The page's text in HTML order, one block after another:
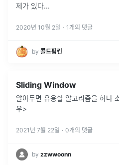
제가 있다...
2020년 10월 2일 · 1 개의 댓글
by 콜드펌킨
Sliding Window
알아두면 유용할 알고리즘을 하나
우>
2021년 7월 22일 · 0개의 댓글
by zzwwoonn